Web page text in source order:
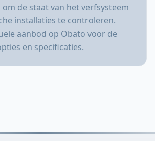
de staat van het verfsysteem
installaties te controleren.
aanbod op Obato voor de
en specificaties.